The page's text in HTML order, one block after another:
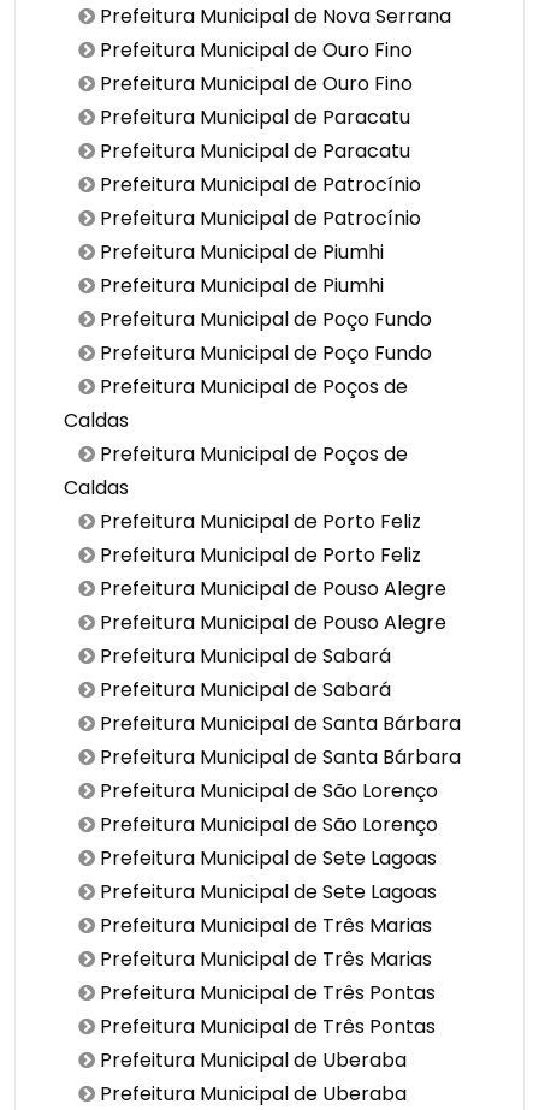
Prefeitura Municipal de Nova Serrana
Prefeitura Municipal de Ouro Fino
Prefeitura Municipal de Ouro Fino
Prefeitura Municipal de Paracatu
Prefeitura Municipal de Paracatu
Prefeitura Municipal de Patrocínio
Prefeitura Municipal de Patrocínio
Prefeitura Municipal de Piumhi
Prefeitura Municipal de Piumhi
Prefeitura Municipal de Poço Fundo
Prefeitura Municipal de Poço Fundo
Prefeitura Municipal de Poços de
Caldas
Prefeitura Municipal de Poços de
Caldas
Prefeitura Municipal de Porto Feliz
Prefeitura Municipal de Porto Feliz
Prefeitura Municipal de Pouso Alegre
Prefeitura Municipal de Pouso Alegre
Prefeitura Municipal de Sabará
Prefeitura Municipal de Sabará
Prefeitura Municipal de Santa Bárbara
Prefeitura Municipal de Santa Bárbara
Prefeitura Municipal de São Lorenço
Prefeitura Municipal de São Lorenço
Prefeitura Municipal de Sete Lagoas
Prefeitura Municipal de Sete Lagoas
Prefeitura Municipal de Três Marias
Prefeitura Municipal de Três Marias
Prefeitura Municipal de Três Pontas
Prefeitura Municipal de Três Pontas
Prefeitura Municipal de Uberaba
Prefeitura Municipal de Uberaba